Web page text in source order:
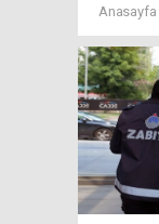
Anasayfa